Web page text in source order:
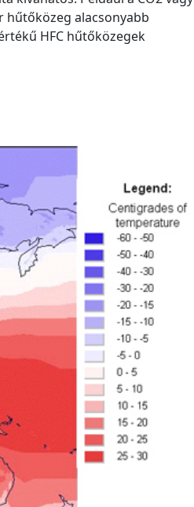
hűtőközeg alacsonyabb
HFC hűtőközegek